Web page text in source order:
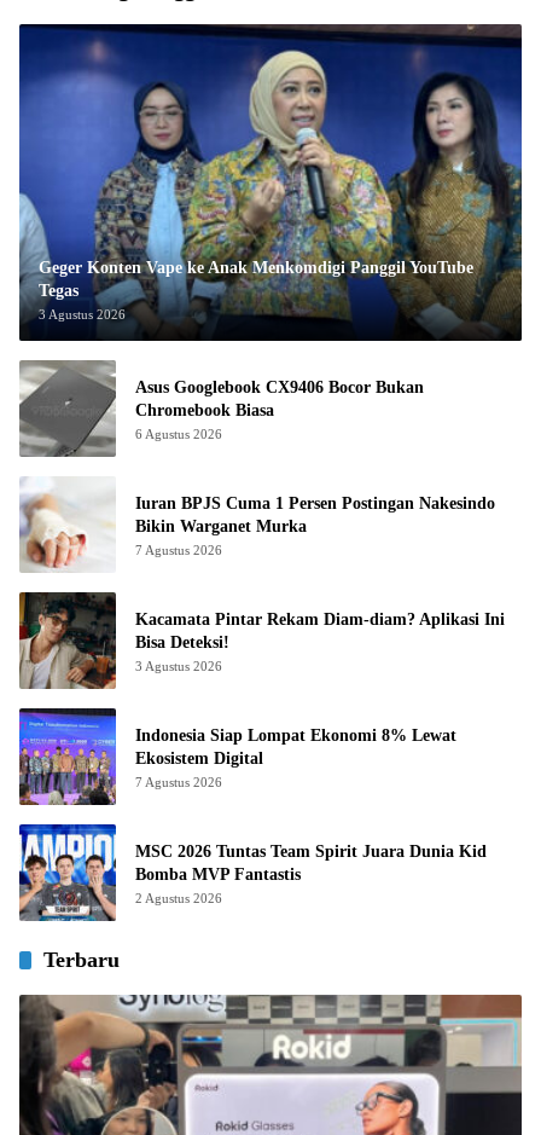
Geger Konten Vape ke Anak Menkomdigi Panggil YouTube
Tegas
3 Agustus 2026
Asus Googlebook CX9406 Bocor Bukan
Chromebook Biasa
6 Agustus 2026
Iuran BPJS Cuma 1 Persen Postingan Nakesindo
Bikin Warganet Murka
7 Agustus 2026
Kacamata Pintar Rekam Diam-diam? Aplikasi Ini
Bisa Deteksi!
3 Agustus 2026
Indonesia Siap Lompat Ekonomi 8% Lewat
Ekosistem Digital
7 Agustus 2026
MSC 2026 Tuntas Team Spirit Juara Dunia Kid
Bomba MVP Fantastis
2 Agustus 2026
Terbaru